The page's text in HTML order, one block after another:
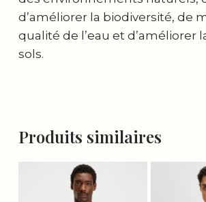
d’améliorer la biodiversité, de
qualité de l’eau et d’améliorer
sols.
Produits similaires